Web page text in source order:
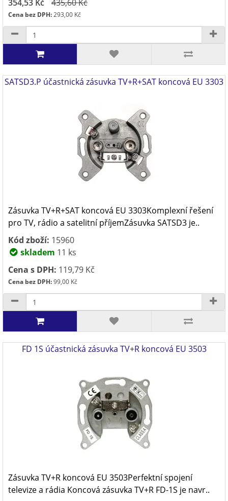
354,53 Kč 435,60 Kč
Cena bez DPH:293,00 Kč
SATSD3.P účastnická zásuvka TV+R+SAT koncová EU 3303
Zásuvka TV+R+SAT koncová EU 3303Komplexní řešení
pro TV, rádio a satelitní příjemZásuvka SATSD3 je..
Kód zboží: 15960
skladem 11 ks
Cena s DPH: 119,79 Kč
Cena bez DPH:99,00 Kč
FD 1S účastnická zásuvka TV+R koncová EU 3503
Zásuvka TV+R koncová EU 3503Perfektní spojení
televize a rádia Koncová zásuvka TV+R FD-1S je navr..